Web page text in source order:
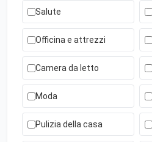
Salute
Officina e attrezzi
Camera da letto
Moda
Pulizia della casa